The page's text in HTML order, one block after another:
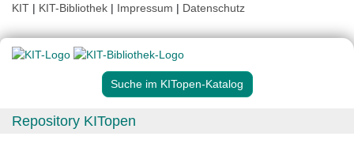
KIT | KIT-Bibliothek | Impressum | Datenschutz
Suche im KITopen-Katalog
Repository KITopen